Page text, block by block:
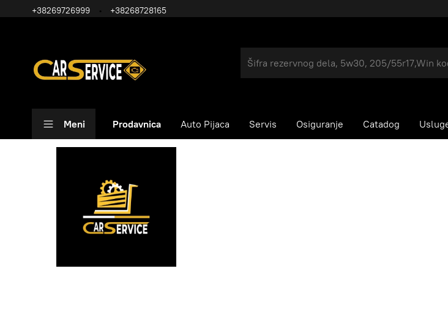
+38269726999 +38268728165
Meni Prodavnica Auto Pijaca Servis Osiguranje Catadog